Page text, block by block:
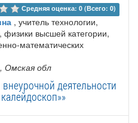
Средняя оценка: 0 (Всего: 0)
, учитель технологии,
физики высшей категории,
математических
, Омская обл
деятельности